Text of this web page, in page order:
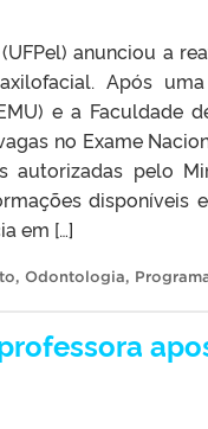
anunciou a
Após
e a
no Exame
autorizadas pelo
disponíveis
em […]
, Odontologia,